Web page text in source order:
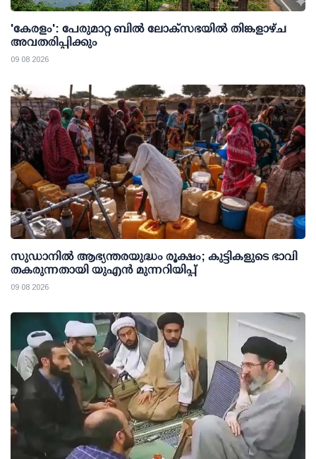
'കേരളം': പേരുമാറ്റ ബില്‍ ലോക്സഭയില്‍ തിങ്കളാഴ്ച
അവതരിപ്പിക്കും
09 08 2026
സുഡാനിൽ ആഭ്യന്തരയുദ്ധം രൂക്ഷം; കുട്ടികളുടെ ഭാവി
തകരുന്നതായി യുഎൻ മുന്നറിയിപ്പ്
09 08 2026